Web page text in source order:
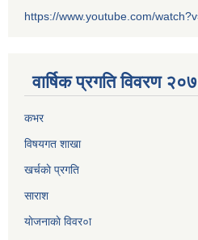
https://www.youtube.com/
वार्षिक प्रगति विवरण
कभर
विषयगत शाखा
खर्चकाे प्रगति
साराश
याेजनाकाे विवर०ा